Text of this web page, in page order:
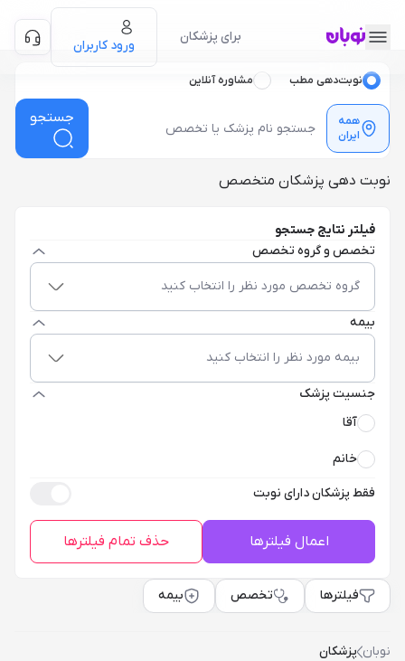
برای پزشکان
ورود کاربران
نوبت‌دهی مطب مشاوره آنلاین
همه
ایران
جستجو
نوبت دهی پزشکان متخصص
فیلتر نتایج جستجو
تخصص و گروه تخصص
گروه تخصص مورد نظر را انتخاب کنید
بیمه
بیمه مورد نظر را انتخاب کنید
جنسیت پزشک
آقا
خانم
فقط پزشکان دارای نوبت
اعمال فیلترها حذف تمام فیلترها
فیلترها تخصص بیمه
نوبان پزشکان